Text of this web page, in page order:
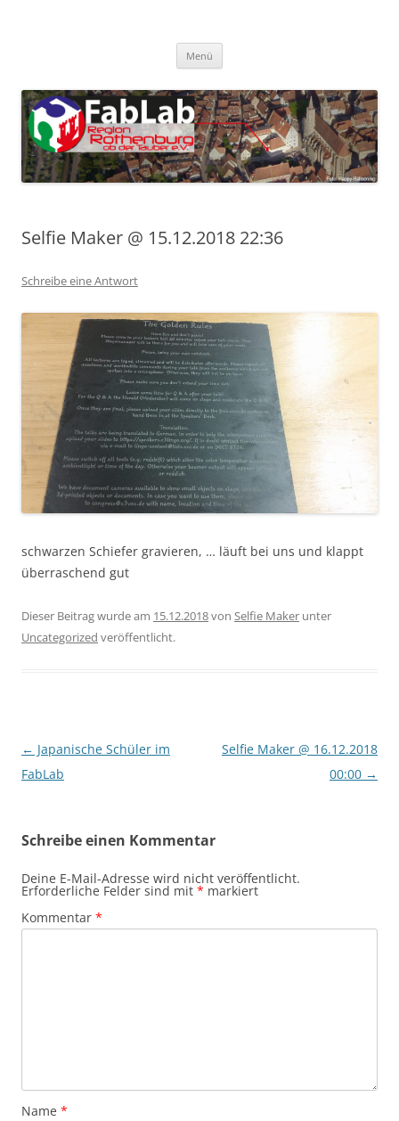
Menü
Selfie Maker @ 15.12.2018 22:36
Schreibe eine Antwort
schwarzen Schiefer gravieren, … läuft bei uns und klappt
überraschend gut
Dieser Beitrag wurde am 15.12.2018von Selfie Maker unter
Uncategorized veröffentlicht.
Beitragsnavigation
← Japanische Schüler im
FabLab
Selfie Maker @ 16.12.2018
00:00 →
Schreibe einen Kommentar
Deine E-Mail-Adresse wird nicht veröffentlicht.
Erforderliche Felder sind mit * markiert
Kommentar *
Name *